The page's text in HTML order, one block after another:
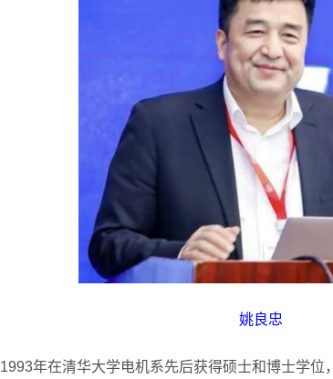
姚良忠
1993年在清华大学电机系先后获得硕士和博士学位，